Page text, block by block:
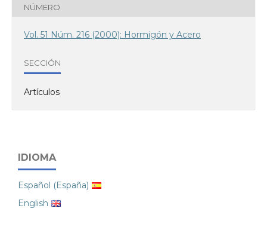
NÚMERO
Vol. 51 Núm. 216 (2000): Hormigón y Acero
SECCIÓN
Artículos
IDIOMA
Español (España)
English